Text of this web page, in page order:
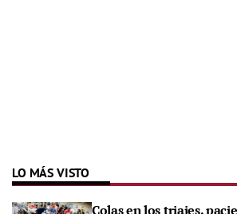
LO MÁS VISTO
Colas en los triajes,